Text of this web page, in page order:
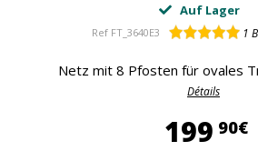
Auf Lager
Ref FT_3640E3 1
Netz mit 8 Pfosten für ovales
Détails
199 90€